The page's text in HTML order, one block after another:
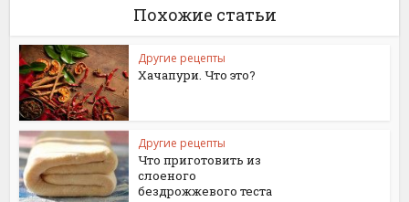
Похожие статьи
Другие рецепты
Хачапури. Что это?
Другие рецепты
Что приготовить из
слоеного
бездрожжевого теста